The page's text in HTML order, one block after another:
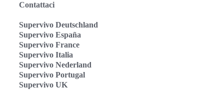
Contattaci
Supervivo Deutschland
Supervivo España
Supervivo France
Supervivo Italia
Supervivo Nederland
Supervivo Portugal
Supervivo UK